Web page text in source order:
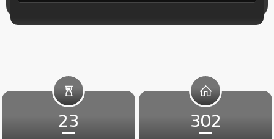
302
23